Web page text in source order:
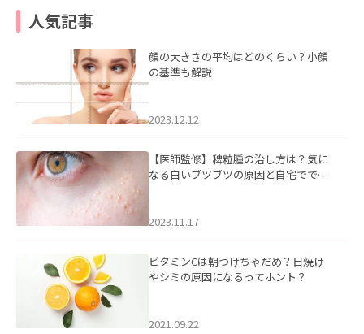
人気記事
顔の大きさの平均はどのくらい？小顔
の基準も解説
2023.12.12
【医師監修】稗粒腫の治し方は？気に
なる白いブツブツの原因と自宅ででき
2023.11.17
ビタミンCは朝つけちゃだめ？日焼け
やシミの原因になるってホント？
2021.09.22